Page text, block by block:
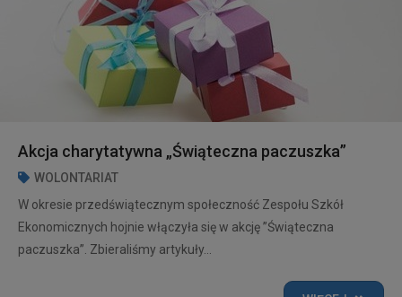
Akcja charytatywna „Świąteczna paczuszka”
WOLONTARIAT
W okresie przedświątecznym społeczność Zespołu Szkół
Ekonomicznych hojnie włączyła się w akcję ”Świąteczna
paczuszka”. Zbieraliśmy artykuły...